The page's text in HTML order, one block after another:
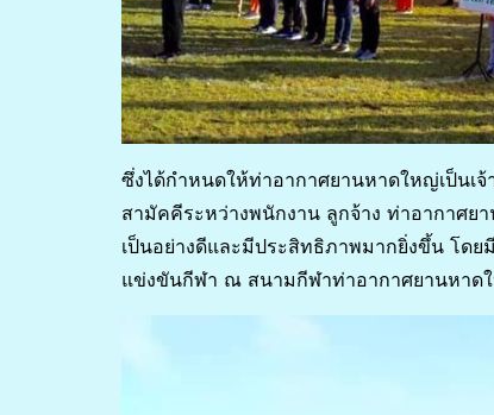
ซึ่งได้กำหนดให้ท่าอากาศยานหาดใหญ่เป็นเ
สามัคคีระหว่างพนักงาน ลูกจ้าง ท่าอากาศย
เป็นอย่างดีและมีประสิทธิภาพมากยิ่งขึ้น โด
แข่งขันกีฬา ณ สนามกีฬาท่าอากาศยานหาด